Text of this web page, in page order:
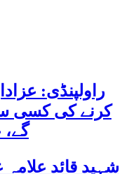
راولپنڈی:
کرنے کی کسی
شہید قائد